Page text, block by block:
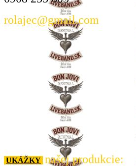
rolajec@gmail.com
UKÁŽKY našej produkcie: